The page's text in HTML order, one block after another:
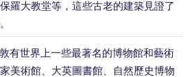
羅大教堂等，這些古老的建築見證了
有世界上一些最著名的博物館和藝術
美術館、大英圖書館、自然歷史博物